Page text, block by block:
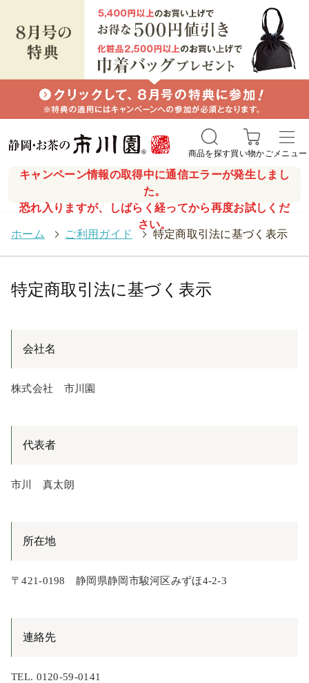
キャンペーン情報の取得中に通信エラーが発生しまし
た。
恐れ入りますが、しばらく経ってから再度お試しくだ
さい。
商品を探す買い物かごメニュー
ホーム > ご利用ガイド > 特定商取引法に基づく表示
特定商取引法に基づく表示
会社名
株式会社 市川園
代表者
市川 真太朗
所在地
〒421-0198 静岡県静岡市駿河区みずほ4-2-3
連絡先
TEL. 0120-59-0141